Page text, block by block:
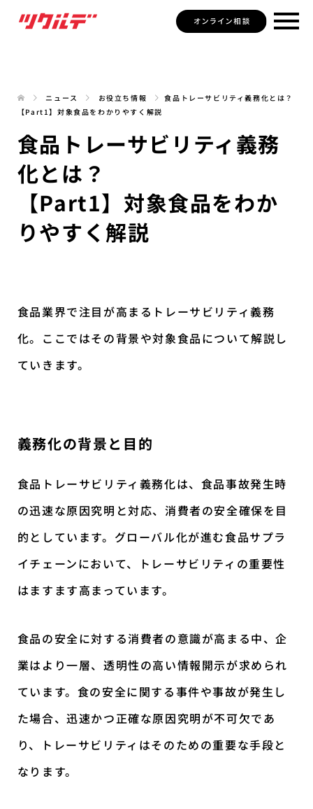
ニュース お役立ち情報
食品トレーサビリティ義務化とは？
【Part1】対象食品をわかりやすく解説
食品トレーサビリティ義務
化とは？
【Part1】対象食品をわか
りやすく解説
食品業界で注目が高まるトレーサビリティ義務
化。ここではその背景や対象食品について解説し
ていきます。
義務化の背景と目的
食品トレーサビリティ義務化は、食品事故発生時
の迅速な原因究明と対応、消費者の安全確保を目
的としています。グローバル化が進む食品サプラ
イチェーンにおいて、トレーサビリティの重要性
はますます高まっています。
食品の安全に対する消費者の意識が高まる中、企
業はより一層、透明性の高い情報開示が求められ
ています。食の安全に関する事件や事故が発生し
た場合、迅速かつ正確な原因究明が不可欠であ
り、トレーサビリティはそのための重要な手段と
なります。